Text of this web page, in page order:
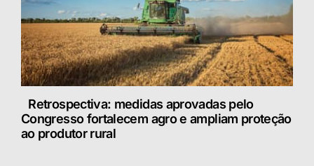
Retrospectiva: medidas aprovadas pelo
Congresso fortalecem agro e ampliam proteção
ao produtor rural